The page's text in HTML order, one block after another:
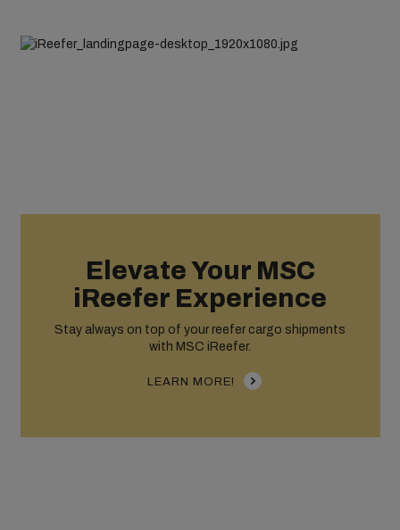
Elevate Your MSC
iReefer Experience
Stay always on top of your reefer cargo shipments
with MSC iReefer.
LEARN MORE!